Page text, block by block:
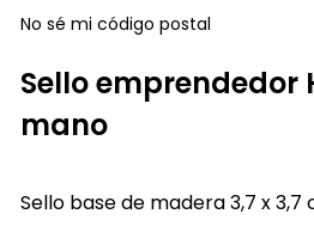
No sé mi código postal
Sello emprendedor
mano
Sello base de madera 3,7 x 3,7